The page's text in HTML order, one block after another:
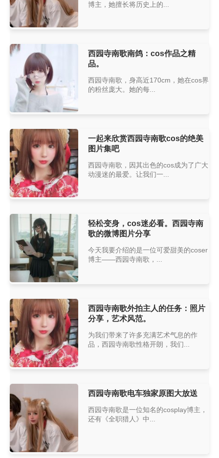
博主，她擅长将历史上的...
西园寺南歌南鸽：cos作品之精
品。
西园寺南歌，身高近170cm，她在cos界
的粉丝庞大。她的每...
一起来欣赏西园寺南歌cos的绝美
图片集吧
西园寺南歌，因其出色的cos成为了广大
动漫迷的最爱。让我们一...
轻松变身，cos迷必看。西园寺南
歌的微博图片分享
今天我要介绍的是一位可爱甜美的coser
博主——西园寺南歌，...
西园寺南歌外拍主人的任务：照片
分享，艺术风范。
为我们带来了许多充满艺术气息的作
品，西园寺南歌性格开朗，我们...
西园寺南歌电车独家原图大放送
西园寺南歌是一位知名的cosplay博主，
还有《全职猎人》中...